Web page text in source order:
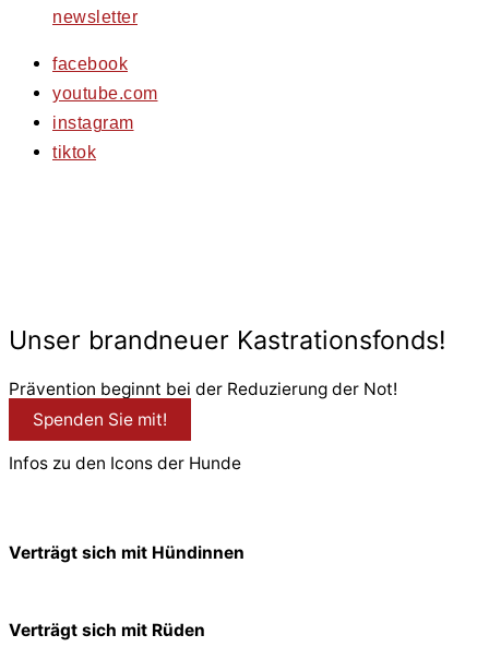
newsletter
facebook
youtube.com
instagram
tiktok
Unser brandneuer Kastrationsfonds!
Prävention beginnt bei der Reduzierung der Not!
Spenden Sie mit!
Infos zu den Icons der Hunde
Verträgt sich mit Hündinnen
Verträgt sich mit Rüden